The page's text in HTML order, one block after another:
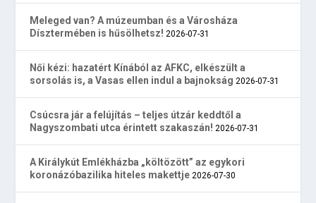
Meleged van? A múzeumban és a Városháza
Dísztermében is hűsölhetsz! 2026-07-31
Női kézi: hazatért Kínából az AFKC, elkészült a
sorsolás is, a Vasas ellen indul a bajnokság 2026-07-31
Csúcsra jár a felújítás – teljes útzár keddtől a
Nagyszombati utca érintett szakaszán! 2026-07-31
A Királykút Emlékházba „költözött” az egykori
koronázóbazilika hiteles makettje 2026-07-30